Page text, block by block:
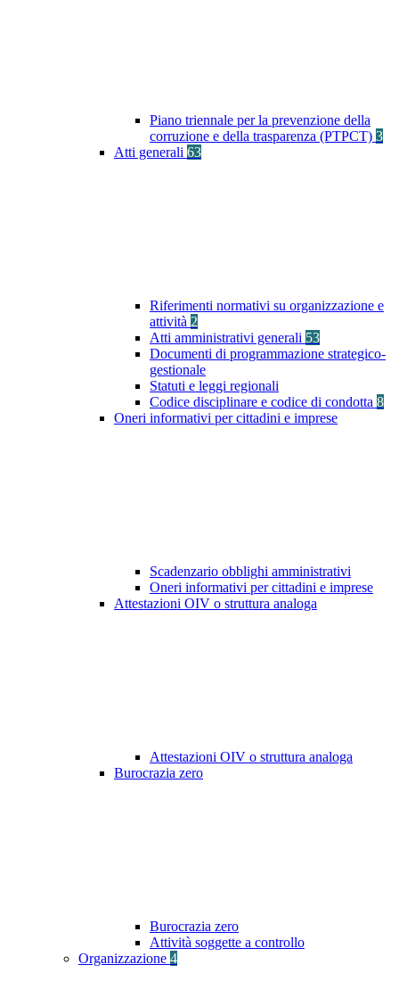
Piano triennale per la prevenzione della
corruzione e della trasparenza (PTPCT) 3
Atti generali 63
Riferimenti normativi su organizzazione e
attività 2
Atti amministrativi generali 53
Documenti di programmazione strategico-
gestionale
Statuti e leggi regionali
Codice disciplinare e codice di condotta 8
Oneri informativi per cittadini e imprese
Scadenzario obblighi amministrativi
Oneri informativi per cittadini e imprese
Attestazioni OIV o struttura analoga
Attestazioni OIV o struttura analoga
Burocrazia zero
Burocrazia zero
Attività soggette a controllo
Organizzazione 4